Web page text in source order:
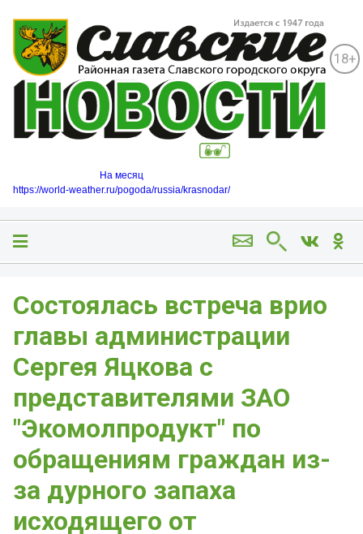
18+
На месяц
https://world-weather.ru/pogoda/russia/krasnodar/
Состоялась встреча врио
главы администрации
Сергея Яцкова с
представителями ЗАО
"Экомолпродукт" по
обращениям граждан из-
за дурного запаха
исходящего от